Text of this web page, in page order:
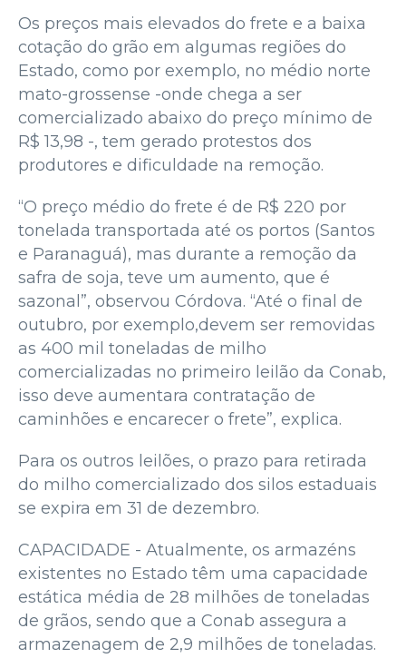
Os preços mais elevados do frete e a baixa
cotação do grão em algumas regiões do
Estado, como por exemplo, no médio norte
mato-grossense -onde chega a ser
comercializado abaixo do preço mínimo de
R$ 13,98 -, tem gerado protestos dos
produtores e dificuldade na remoção.
“O preço médio do frete é de R$ 220 por
tonelada transportada até os portos (Santos
e Paranaguá), mas durante a remoção da
safra de soja, teve um aumento, que é
sazonal”, observou Córdova. “Até o final de
outubro, por exemplo,devem ser removidas
as 400 mil toneladas de milho
comercializadas no primeiro leilão da Conab,
isso deve aumentara contratação de
caminhões e encarecer o frete”, explica.
Para os outros leilões, o prazo para retirada
do milho comercializado dos silos estaduais
se expira em 31 de dezembro.
CAPACIDADE - Atualmente, os armazéns
existentes no Estado têm uma capacidade
estática média de 28 milhões de toneladas
de grãos, sendo que a Conab assegura a
armazenagem de 2,9 milhões de toneladas.